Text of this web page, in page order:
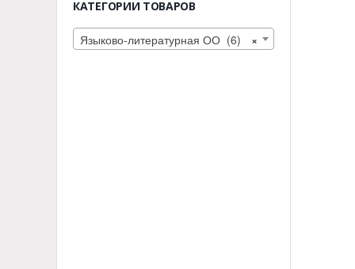
КАТЕГОРИИ ТОВАРОВ
×
Языково-литературная ОО (6)